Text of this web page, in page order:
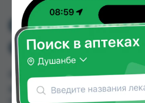
08 ВАЗЕЛИН
GULSAH"
08 ВАЗЕЛИН "G GULSAH"
заказать в аптеках